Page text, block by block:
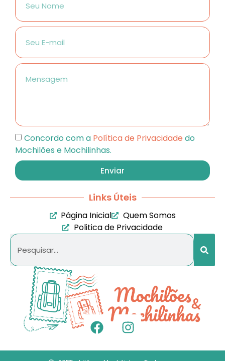
Concordo com a Política de Privacidade do
Mochilões e Mochilinhas.
Enviar
Links Úteis
Página Inicial
Quem Somos
Politica de Privacidade